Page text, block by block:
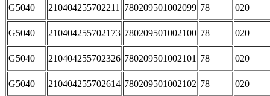
G5040 210404255702211 780209501002099 78 020
G5040 210404255702173 780209501002100 78 020
G5040 210404255702326 780209501002101 78 020
G5040 210404255702614 780209501002102 78 020